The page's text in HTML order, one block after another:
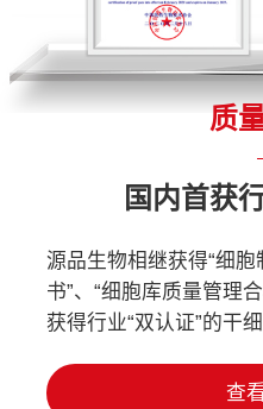
质
国内首获
源品生物相继获得“细
书”、“细胞库质量管理
获得行业“双认证”的干细
查